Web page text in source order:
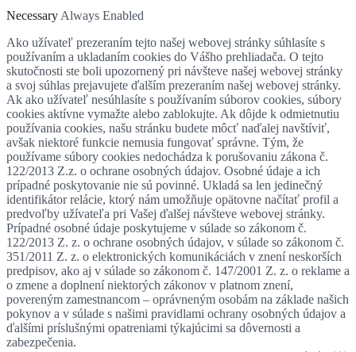
Necessary Always Enabled
Ako užívateľ prezeraním tejto našej webovej stránky súhlasíte s
používaním a ukladaním cookies do Vášho prehliadača. O tejto
skutočnosti ste boli upozornený pri návšteve našej webovej stránky
a svoj súhlas prejavujete ďalším prezeraním našej webovej stránky.
Ak ako užívateľ nesúhlasíte s používaním súborov cookies, súbory
cookies aktívne vymažte alebo zablokujte. Ak dôjde k odmietnutiu
používania cookies, našu stránku budete môcť naďalej navštíviť,
avšak niektoré funkcie nemusia fungovať správne. Tým, že
používame súbory cookies nedochádza k porušovaniu zákona č.
122/2013 Z.z. o ochrane osobných údajov. Osobné údaje a ich
prípadné poskytovanie nie sú povinné. Ukladá sa len jedinečný
identifikátor relácie, ktorý nám umožňuje opätovne načítať profil a
predvoľby užívateľa pri Vašej ďalšej návšteve webovej stránky.
Prípadné osobné údaje poskytujeme v súlade so zákonom č.
122/2013 Z. z. o ochrane osobných údajov, v súlade so zákonom č.
351/2011 Z. z. o elektronických komunikáciách v znení neskorších
predpisov, ako aj v súlade so zákonom č. 147/2001 Z. z. o reklame a
o zmene a doplnení niektorých zákonov v platnom znení,
povereným zamestnancom – oprávneným osobám na základe našich
pokynov a v súlade s našimi pravidlami ochrany osobných údajov a
ďalšími príslušnými opatreniami týkajúcimi sa dôvernosti a
zabezpečenia.